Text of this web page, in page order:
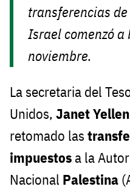
transferencias
Israel comenzó a
noviembre.
La secretaria del
Unidos, Janet Yellen
retomado las
impuestos a la
Nacional Palestina